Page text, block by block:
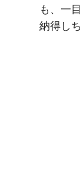
も、一
納得し